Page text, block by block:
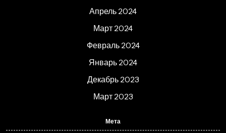
Апрель 2024
Март 2024
Февраль 2024
Январь 2024
Декабрь 2023
Март 2023
Мета